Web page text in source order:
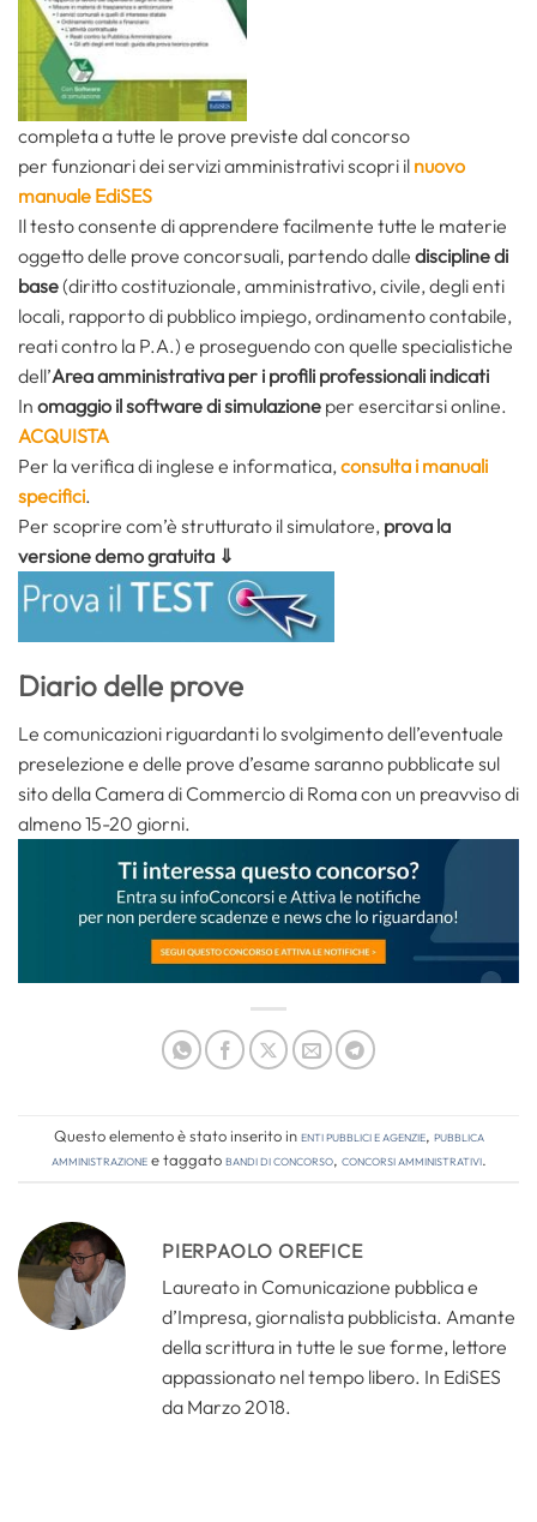
completa a tutte le prove previste dal concorso
per funzionari dei servizi amministrativiscopri il nuovo
manuale EdiSES
Il testo consente di apprendere facilmente tutte le materie
oggetto delle prove concorsuali, partendo dalle discipline di
base(diritto costituzionale, amministrativo, civile, degli enti
locali, rapporto di pubblico impiego, ordinamento contabile,
reati contro la P.A.) e proseguendo con quelle specialistiche
dell’Area amministrativa per i profili professionali indicati
In omaggio il software di simulazione per esercitarsi online.
ACQUISTA
Per la verifica di inglese e informatica,consulta i manuali
specifici.
Per scoprire com’è strutturato il simulatore, prova la
versione demo gratuita ⇓
Diario delle prove
Le comunicazioni riguardanti lo svolgimento dell’eventuale
preselezione e delle prove d’esame saranno pubblicate sul
sito della Camera di Commercio di Roma con un preavviso di
almeno 15-20 giorni.
Questo elemento è stato inserito inEnti pubblici e agenzie, Pubblica
amministrazionee taggatobandi di concorso, concorsi amministrativi.
PIERPAOLO OREFICE
Laureato in Comunicazione pubblica e
d’Impresa, giornalista pubblicista. Amante
della scrittura in tutte le sue forme, lettore
appassionato nel tempo libero. In EdiSES
da Marzo 2018.